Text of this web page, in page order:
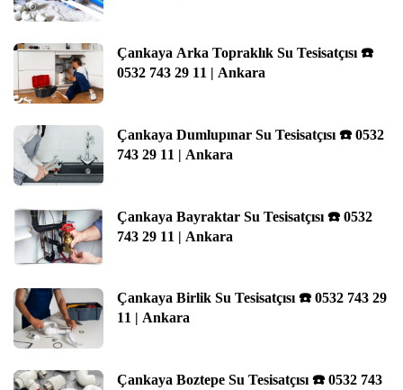
Çankaya Arka Topraklık Su Tesisatçısı ☎️
0532 743 29 11 | Ankara
Çankaya Dumlupınar Su Tesisatçısı ☎️ 0532
743 29 11 | Ankara
Çankaya Bayraktar Su Tesisatçısı ☎️ 0532
743 29 11 | Ankara
Çankaya Birlik Su Tesisatçısı ☎️ 0532 743 29
11 | Ankara
Çankaya Boztepe Su Tesisatçısı ☎️ 0532 743